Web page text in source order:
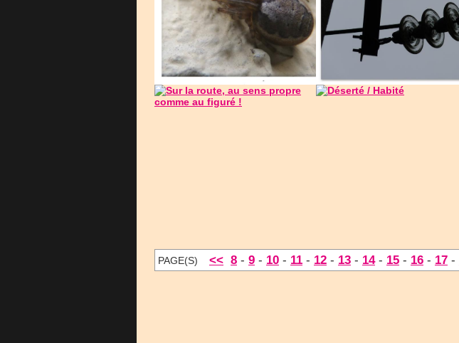
PAGE(S) << 8 - 9 - 10 - 11 - 12 - 13 - 14- 15 - 16 - 17 -